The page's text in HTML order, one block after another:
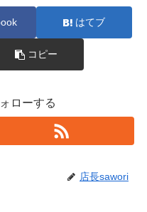
はてブ
コピー
ローする
店長sawori